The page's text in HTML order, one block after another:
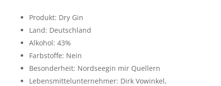
Produkt: Dry Gin
Land: Deutschland
Alkohol: 43%
Farbstoffe: Nein
Besonderheit: Nordseegin mir Quellern
Lebensmittelunternehmer: Dirk Vowinkel,